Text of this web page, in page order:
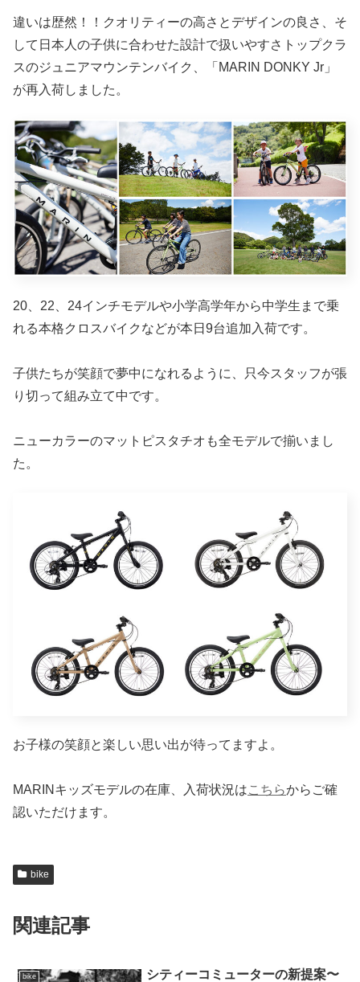
違いは歴然！！クオリティーの高さとデザインの良さ、そ
して日本人の子供に合わせた設計で扱いやすさトップクラ
スのジュニアマウンテンバイク、「MARIN DONKY Jr」
が再入荷しました。
20、22、24インチモデルや小学高学年から中学生まで乗
れる本格クロスバイクなどが本日9台追加入荷です。
子供たちが笑顔で夢中になれるように、只今スタッフが張
り切って組み立て中です。
ニューカラーのマットピスタチオも全モデルで揃いまし
た。
お子様の笑顔と楽しい思い出が待ってますよ。
MARINキッズモデルの在庫、入荷状況はこちらからご確
認いただけます。
bike
関連記事
bike
シティーコミューターの新提案〜